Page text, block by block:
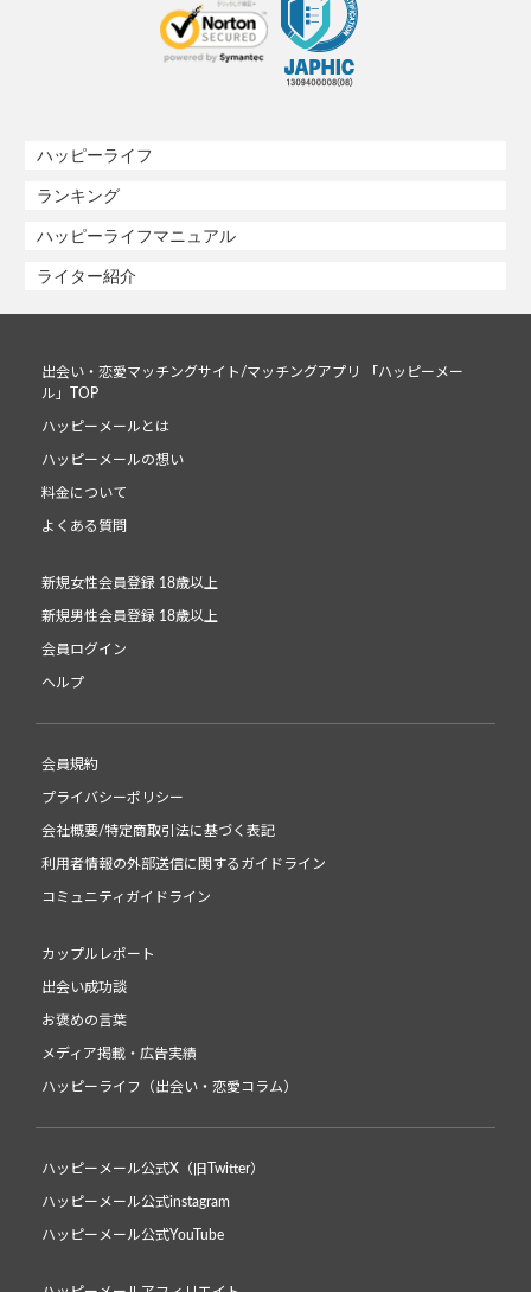
ハッピーライフ
ランキング
ハッピーライフマニュアル
ライター紹介
出会い・恋愛マッチングサイト/マッチングアプリ 「ハッピーメー
ル」TOP
ハッピーメールとは
ハッピーメールの想い
料金について
よくある質問
新規女性会員登録 18歳以上
新規男性会員登録 18歳以上
会員ログイン
ヘルプ
会員規約
プライバシーポリシー
会社概要/特定商取引法に基づく表記
利用者情報の外部送信に関するガイドライン
コミュニティガイドライン
カップルレポート
出会い成功談
お褒めの言葉
メディア掲載・広告実績
ハッピーライフ（出会い・恋愛コラム）
ハッピーメール公式X（旧Twitter）
ハッピーメール公式instagram
ハッピーメール公式YouTube